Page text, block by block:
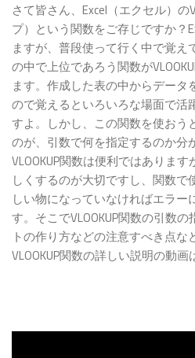
さて皆さん、Excel（エクセル）の
プ）という関数をご存じですか？
ますが、普段使って行く中で覚
の中で上位であろう関数が
ます。作成した表の中からデータ
ので覚えるといろいろな場面で活
すよ。しかし、この関数を使おう
のが、引数で何を指定するのか分
VLOOKUP関数は便利ではありま
しくするのが大切ですし、関数
しい物になっていなければエラー
す。そこでVLOOKUP関数の引数
トの作り方などの注意すべき点な
VLOOKUP関数の詳しい説明の動画